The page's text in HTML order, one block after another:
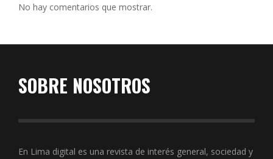
No hay comentarios que mostrar.
SOBRE NOSOTROS
En Lima digital es una revista de interés general, sociedad y